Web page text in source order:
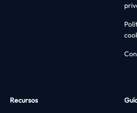
Recursos